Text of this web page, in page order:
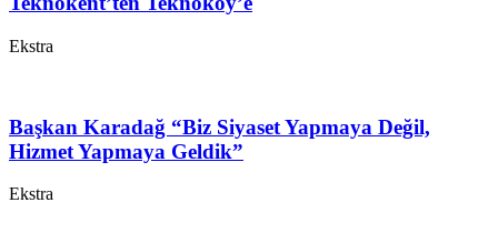
Ekstra
Başkan Karadağ “Biz Siyaset Yapmaya Değil,
Hizmet Yapmaya Geldik”
Ekstra